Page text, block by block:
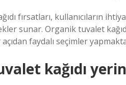
fırsatları, kullanıcıların
sunar. Organik tuvalet
faydalı seçimler
kağıdı